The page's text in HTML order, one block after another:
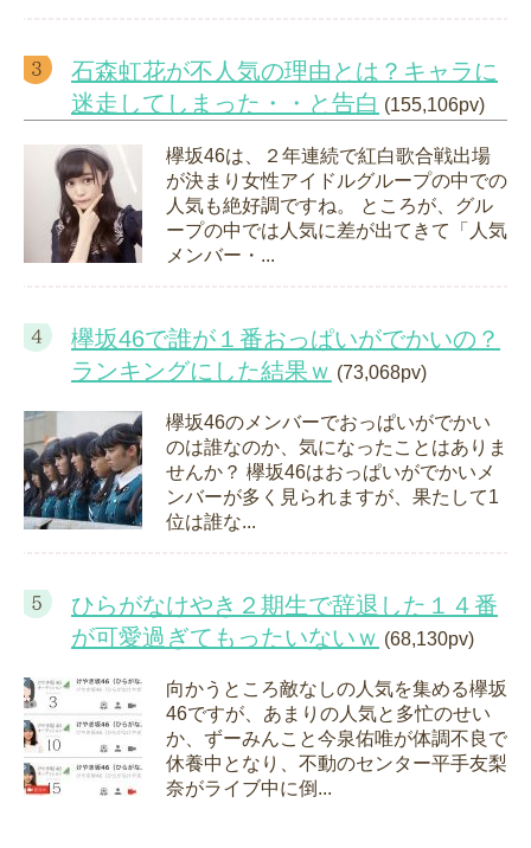
石森虹花が不人気の理由とは？キャラに
迷走してしまった・・と告白 (155,106pv)
欅坂46は、２年連続で紅白歌合戦出場
が決まり女性アイドルグループの中での
人気も絶好調ですね。 ところが、グル
ープの中では人気に差が出てきて「人気
メンバー・...
欅坂46で誰が１番おっぱいがでかいの？
ランキングにした結果ｗ (73,068pv)
欅坂46のメンバーでおっぱいがでかい
のは誰なのか、気になったことはありま
せんか？ 欅坂46はおっぱいがでかいメ
ンバーが多く見られますが、果たして1
位は誰な...
ひらがなけやき２期生で辞退した１４番
が可愛過ぎてもったいないｗ (68,130pv)
向かうところ敵なしの人気を集める欅坂
46ですが、あまりの人気と多忙のせい
か、ずーみんこと今泉佑唯が体調不良で
休養中となり、不動のセンター平手友梨
奈がライブ中に倒...